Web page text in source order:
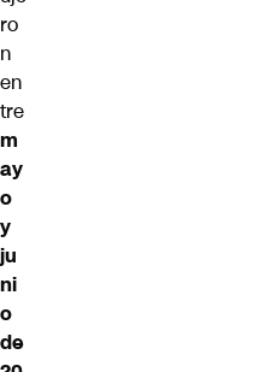
ro
n
en
tre
m
ay
o
y
ju
ni
o
de